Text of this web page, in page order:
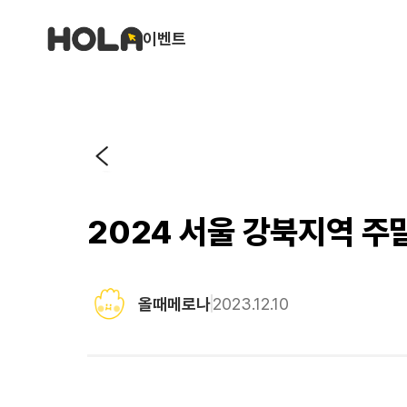
이벤트
2024 서울 강북지역 주
올때메로나2023.12.10